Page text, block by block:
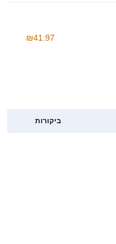
₪41.97
ביקורות